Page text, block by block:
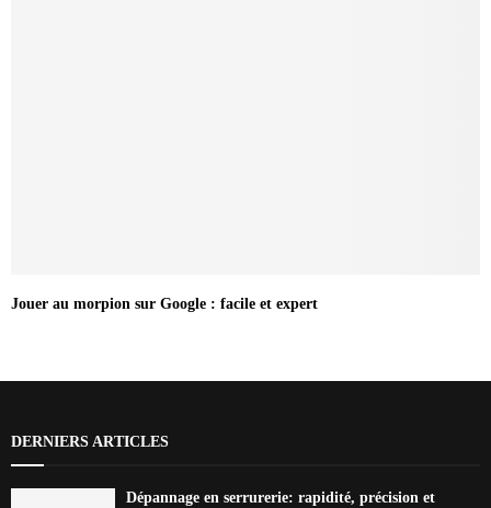
Jouer au morpion sur Google : facile et expert
DERNIERS ARTICLES
Dépannage en serrurerie: rapidité, précision et